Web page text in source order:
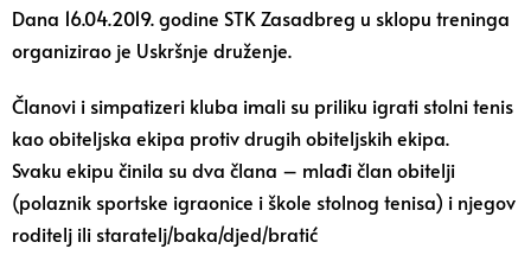
Dana 16.04.2019. godine STK Zasadbreg u sklopu treninga
organizirao je Uskršnje druženje.
Članovi i simpatizeri kluba imali su priliku igrati stolni tenis
kao obiteljska ekipa protiv drugih obiteljskih ekipa.
Svaku ekipu činila su dva člana – mlađi član obitelji
(polaznik sportske igraonice i škole stolnog tenisa) i njegov
roditelj ili staratelj/baka/djed/bratić